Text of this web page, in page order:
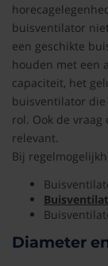
buisventilator
een geschikte
houden met een
capaciteit, het
buisventilator die
rol. Ook de
relevant.
Bij
Diameter